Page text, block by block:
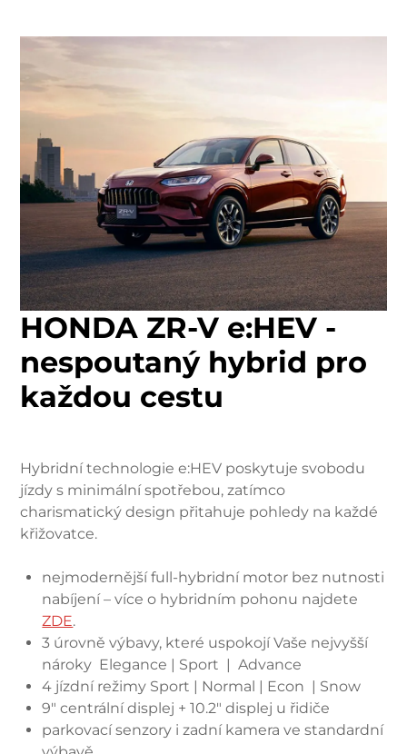
HONDA ZR-V e:HEV -
nespoutaný hybrid pro
každou cestu
Hybridní technologie e:HEV poskytuje svobodu
jízdy s minimální spotřebou, zatímco
charismatický design přitahuje pohledy na každé
křižovatce.
nejmodernější full-hybridní motor bez nutnosti
nabíjení – více o hybridním pohonu najdete
ZDE.
3 úrovně výbavy, které uspokojí Vaše nejvyšší
nároky Elegance | Sport | Advance
4 jízdní režimy Sport | Normal | Econ | Snow
9″ centrální displej + 10.2″ displej u řidiče
parkovací senzory i zadní kamera ve standardní